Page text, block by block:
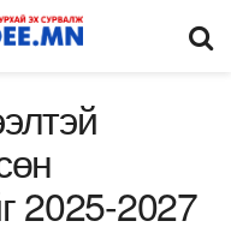
2025-2027